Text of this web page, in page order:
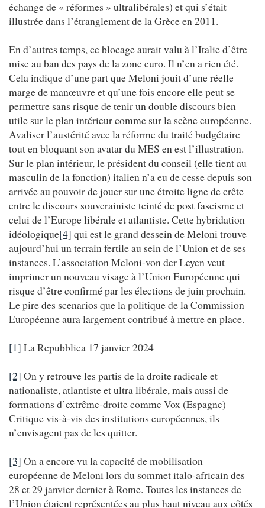
échange de « réformes » ultralibérales) et qui s’était
illustrée dans l’étranglement de la Grèce en 2011.
En d’autres temps, ce blocage aurait valu à l’Italie d’être
mise au ban des pays de la zone euro. Il n’en a rien été.
Cela indique d’une part que Meloni jouit d’une réelle
marge de manœuvre et qu’une fois encore elle peut se
permettre sans risque de tenir un double discours bien
utile sur le plan intérieur comme sur la scène européenne.
Avaliser l’austérité avec la réforme du traité budgétaire
tout en bloquant son avatar du MES en est l’illustration.
Sur le plan intérieur, le président du conseil (elle tient au
masculin de la fonction) italien n’a eu de cesse depuis son
arrivée au pouvoir de jouer sur une étroite ligne de crête
entre le discours souverainiste teinté de post fascisme et
celui de l’Europe libérale et atlantiste. Cette hybridation
idéologique[4] qui est le grand dessein de Meloni trouve
aujourd’hui un terrain fertile au sein de l’Union et de ses
instances. L’association Meloni-von der Leyen veut
imprimer un nouveau visage à l’Union Européenne qui
risque d’être confirmé par les élections de juin prochain.
Le pire des scenarios que la politique de la Commission
Européenne aura largement contribué à mettre en place.
[1] La Repubblica 17 janvier 2024
[2] On y retrouve les partis de la droite radicale et
nationaliste, atlantiste et ultra libérale, mais aussi de
formations d’extrême-droite comme Vox (Espagne)
Critique vis-à-vis des institutions européennes, ils
n’envisagent pas de les quitter.
[3] On a encore vu la capacité de mobilisation
européenne de Meloni lors du sommet italo-africain des
28 et 29 janvier dernier à Rome. Toutes les instances de
l’Union étaient représentées au plus haut niveau aux côtés